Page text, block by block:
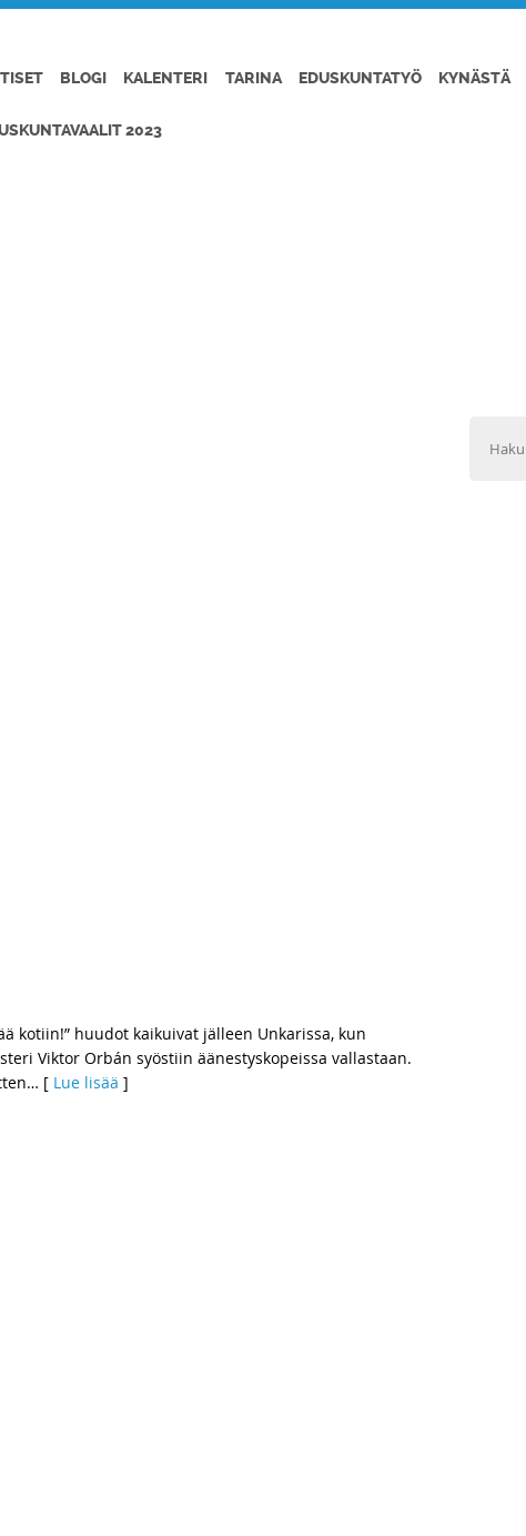
BLOGI KALENTERI TARINA EDUSKUNTATYÖ KYNÄSTÄ
2023
kotiin!” huudot kaikuivat jälleen Unkarissa, kun
Viktor Orbán syöstiin äänestyskopeissa vallastaan.
… [ Lue lisää ]